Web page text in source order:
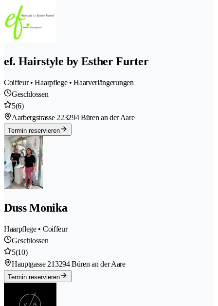
ef. Hairstyle by Esther Furter
Coiffeur • Haarpflege • Haarverlängerungen
Geschlossen
5(6)
Aarbergstrasse 223294 Büren an der Aare
Termin reservieren
Duss Monika
Haarpflege • Coiffeur
Geschlossen
5(10)
Hauptgasse 213294 Büren an der Aare
Termin reservieren